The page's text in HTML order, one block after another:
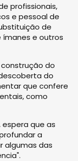
profissionais,
e pessoal de
de
ímanes e outros
do
do
que confere
como
espera que as
a
algumas das